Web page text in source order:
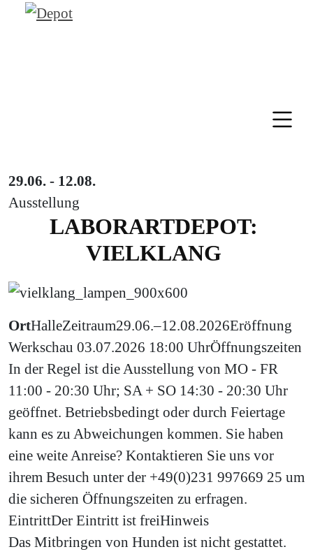
29.06. - 12.08.
Ausstellung
LABORARTDEPOT:
VIELKLANG
OrtHalleZeitraum29.06.–12.08.2026Eröffnung
Werkschau 03.07.2026 18:00 UhrÖffnungszeiten
In der Regel ist die Ausstellung von MO - FR
11:00 - 20:30 Uhr; SA + SO 14:30 - 20:30 Uhr
geöffnet. Betriebsbedingt oder durch Feiertage
kann es zu Abweichungen kommen. Sie haben
eine weite Anreise? Kontaktieren Sie uns vor
ihrem Besuch unter der +49(0)231 997669 25 um
die sicheren Öffnungszeiten zu erfragen.
EintrittDer Eintritt ist freiHinweis
Das Mitbringen von Hunden ist nicht gestattet.